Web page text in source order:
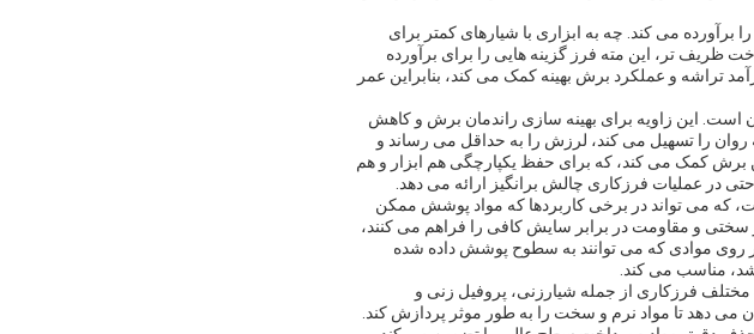
که نیازهای مختلف برش را برآورده می کند. چه به ابزاری با شیارهای کمتر برای
ظریف تر، این مته فرز گزینه هایی را برای برآورده
تراشه و عملکرد برش بهینه کمک می کند، بنابراین عمر
های قابل توجه مته فرز الماسه، زاویه مارپیچ 45 درجه آن است. این زاویه برای بهینه سازی راندمان برش و کاهش
زاویه مارپیچ 45 درجه جریان تراشه روان را تسهیل می کند، لرزش را به حداقل می رساند و
برش کمک می کند، که برای حفظ یکپارچگی هم ابزار و هم
در عملیات فرزکاری چالش برانگیز ارائه می دهد.
که می تواند در برخی کاربردها که مواد پوشش ممکن
سختی و مقاومت در برابر سایش کافی را فراهم می کنند،
روی موادی که می توانند به سطوح پوشش داده شده
مناسب می کند.
فرزکاری از جمله شیارزنی، پروفیل زنی و
می دهد تا مواد نرم و سخت را به طور موثر پردازش کند.